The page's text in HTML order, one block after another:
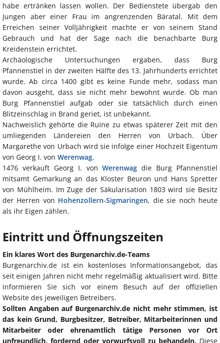
habe ertränken lassen wollen. Der Bedienstete übergab den
Jungen aber einer Frau im angrenzenden Bäratal. Mit dem
Erreichen seiner Volljährigkeit machte er von seinem Stand
Gebrauch und hat der Sage nach die benachbarte Burg
Kreidenstein errichtet.
Archäologische Untersuchungen ergaben, dass Burg
Pfannenstiel in der zweiten Hälfte des 13. Jahrhunderts errichtet
wurde. Ab circa 1400 gibt es keine Funde mehr, sodass man
davon ausgeht, dass sie nicht mehr bewohnt wurde. Ob man
Burg Pfannenstiel aufgab oder sie tatsächlich durch einen
Blitzeinschlag in Brand geriet, ist unbekannt.
Nachweislich gehörte die Ruine zu etwas späterer Zeit mit den
umliegenden Ländereien den Herren von Urbach. Über
Margarethe von Urbach wird sie infolge einer Hochzeit Eigentum
von Georg I. von Werenwag.
1476 verkauft Georg I. vonWerenwag die Burg Pfannenstiel
mitsamt Gemarkung an das Kloster Beuron und Hans Spretter
von Mühlheim. Im Zuge der Säkularisation 1803 wird sie Besitz
der Herren von Hohenzollern-Sigmaringen, die sie noch heute
als ihr Eigen zählen.
Eintritt und Öffnungszeiten
Ein klares Wort des Burgenarchiv.de-Teams
Burgenarchiv.de ist ein kostenloses Informationsangebot, das
seit einigen Jahren nicht mehr regelmäßig aktualisiert wird. Bitte
informieren Sie sich vor einem Besuch auf der offiziellen
Website des jeweiligen Betreibers.
Sollten Angaben auf Burgenarchiv.de nicht mehr stimmen, ist
das kein Grund, Burgbesitzer, Betreiber, Mitarbeiterinnen und
Mitarbeiter oder ehrenamtlich tätige Personen vor Ort
unfreundlich, fordernd oder vorwurfsvoll zu behandeln. Diese